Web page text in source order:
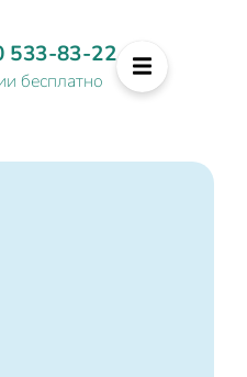
533-83-22
бесплатно